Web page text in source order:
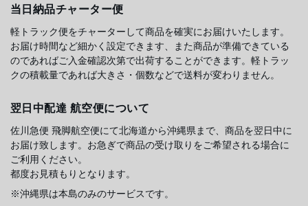
当日納品チャーター便
軽トラック便をチャーターして商品を確実にお届けいたします。
お届け時間など細かく設定できます、また商品が準備できている
のであればご入金確認次第で出荷することができます。軽トラッ
クの積載量であれば大きさ・個数などで送料が変わりません。
翌日中配達 航空便について
佐川急便 飛脚航空便にて北海道から沖縄県まで、商品を翌日中に
お届け致します。お急ぎで商品の受け取りをご希望される場合に
ご利用ください。
都度お見積もりとなります。
※沖縄県は本島のみのサービスです。